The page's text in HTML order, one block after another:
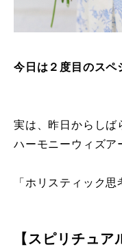
今日は２度目のスペ
実は、昨日からしば
ハーモニーウィズア
「ホリスティック
【スピリチュア